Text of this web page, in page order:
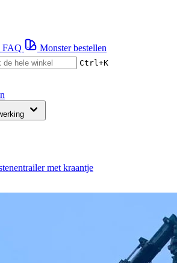
FAQ
Monster bestellen
Ctrl+K
met kraantje